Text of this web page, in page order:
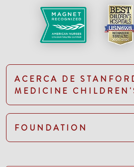
ACERCA DE
MEDICINE
FOUNDATION